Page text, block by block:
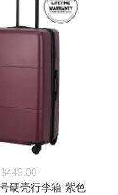
$449.00
硬壳行李箱 紫色